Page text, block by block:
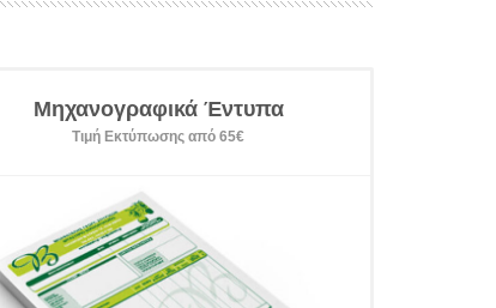
Μηχανογραφικά Έντυπα
Τιμή Εκτύπωσης από 65€